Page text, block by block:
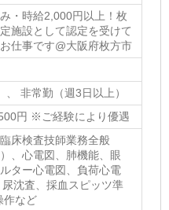
・時給2,000円以上！枚
施設として認定を受けて
仕事です@大阪府枚方市
非常勤（週3日以上）
円 ※ご経験により優遇
床検査技師業務全般
、心電図、肺機能、眼
ター心電図、負荷心電
沈査、採血スピッツ準
作など